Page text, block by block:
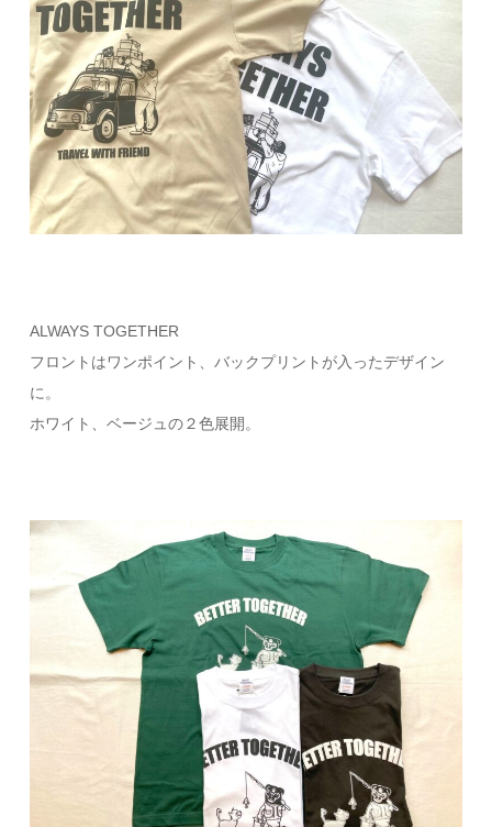
ALWAYS TOGETHER
フロントはワンポイント、バックプリントが入ったデザイン
に。
ホワイト、ベージュの２色展開。